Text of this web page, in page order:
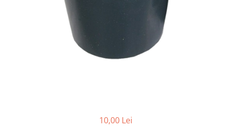
Spumă poliuretanică și siliconi
Adezivi izolații termice
10,00 Lei